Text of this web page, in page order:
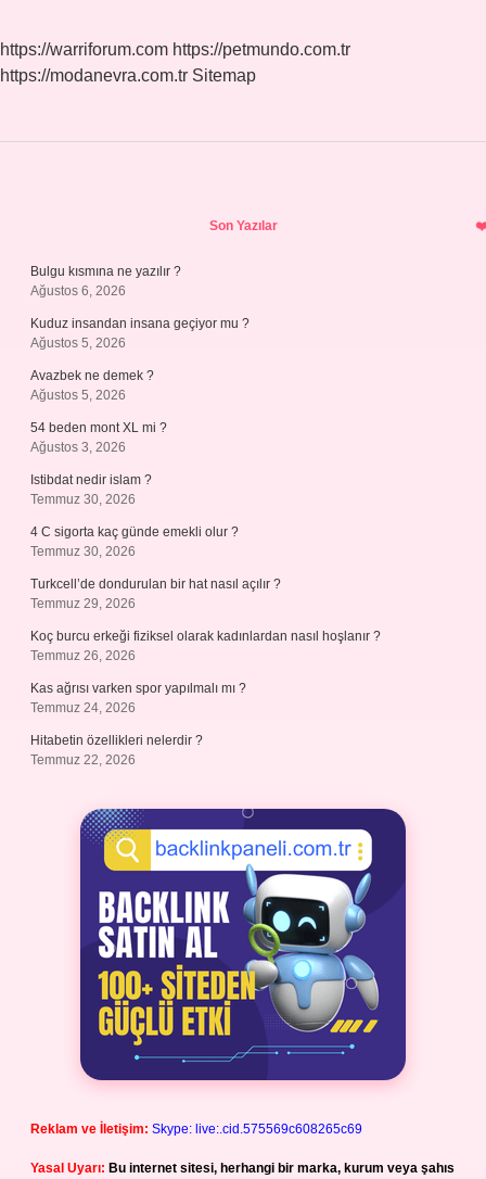
https://warriforum.com https://petmundo.com.tr
https://modanevra.com.tr Sitemap
Son Yazılar
Bulgu kısmına ne yazılır ?
Ağustos 6, 2026
Kuduz insandan insana geçiyor mu ?
Ağustos 5, 2026
Avazbek ne demek ?
Ağustos 5, 2026
54 beden mont XL mi ?
Ağustos 3, 2026
Istibdat nedir islam ?
Temmuz 30, 2026
4 C sigorta kaç günde emekli olur ?
Temmuz 30, 2026
Turkcell’de dondurulan bir hat nasıl açılır ?
Temmuz 29, 2026
Koç burcu erkeği fiziksel olarak kadınlardan nasıl hoşlanır ?
Temmuz 26, 2026
Kas ağrısı varken spor yapılmalı mı ?
Temmuz 24, 2026
Hitabetin özellikleri nelerdir ?
Temmuz 22, 2026
Reklam ve İletişim: Skype: live:.cid.575569c608265c69
Yasal Uyarı: Bu internet sitesi, herhangi bir marka, kurum veya şahıs